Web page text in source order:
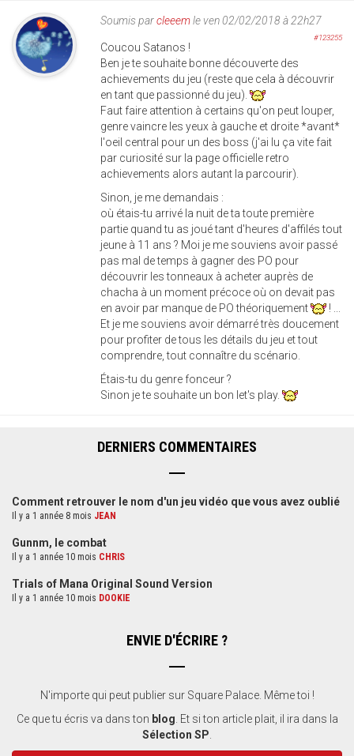
Soumis parcleeemle ven 02/02/2018 à 22h27
#123255
Coucou Satanos !
Ben je te souhaite bonne découverte des
achievements du jeu (reste que cela à découvrir
en tant que passionné du jeu).
Faut faire attention à certains qu'on peut louper,
genre vaincre les yeux à gauche et droite *avant*
l'oeil central pour un des boss (j'ai lu ça vite fait
par curiosité sur la page officielle retro
achievements alors autant la parcourir).
Sinon, je me demandais :
où étais-tu arrivé la nuit de ta toute première
partie quand tu as joué tant d'heures d'affilés tout
jeune à 11 ans ? Moi je me souviens avoir passé
pas mal de temps à gagner des PO pour
découvrir les tonneaux à acheter auprès de
chacha à un moment précoce où on devait pas
en avoir par manque de PO théoriquement
! ...
Et je me souviens avoir démarré très doucement
pour profiter de tous les détails du jeu et tout
comprendre, tout connaître du scénario.
Étais-tu du genre fonceur ?
Sinon je te souhaite un bon let's play.
DERNIERS COMMENTAIRES
Comment retrouver le nom d'un jeu vidéo que vous avez oublié
Il y a 1 année 8 mois JEAN
Gunnm, le combat
Il y a 1 année 10 mois CHRIS
Trials of Mana Original Sound Version
Il y a 1 année 10 mois DOOKIE
ENVIE D'ÉCRIRE ?
N'importe qui peut publier sur Square Palace. Même toi !
Ce que tu écris va dans ton blog . Et si ton article plait, il ira dans la
Sélection SP